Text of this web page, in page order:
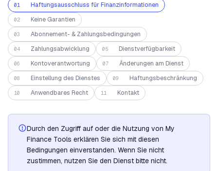
01 Haftungsausschluss für Finanzinformationen
02 Keine Garantien
03 Abonnement- & Zahlungsbedingungen
04 Zahlungsabwicklung 05 Dienstverfügbarkeit
06 Kontoverantwortung 07 Änderungen am Dienst
08 Einstellung des Dienstes 09 Haftungsbeschränkung
10 Anwendbares Recht 11 Kontakt
Durch den Zugriff auf oder die Nutzung von My
Finance Tools erklären Sie sich mit diesen
Bedingungen einverstanden. Wenn Sie nicht
zustimmen, nutzen Sie den Dienst bitte nicht.